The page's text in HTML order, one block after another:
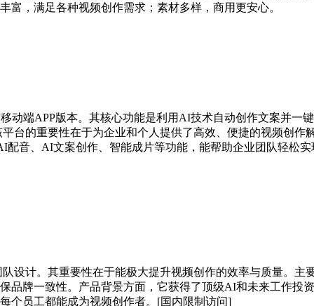
，满足各种视频创作需求；素材多样，商用更安心。
动端APP版本。其核心功能是利用AI技术自动创作文案并一
台的重要性在于为企业和个人提供了高效、便捷的视频创
配音、AI文案创作、智能成片等功能，能帮助企业团队轻松
设计。其重要性在于能极大提升视频创作的效率与质量。
品牌一致性。产品背景方面，它获得了顶级AI和未来工作投
个员工都能成为视频创作者。[国内限制访问]